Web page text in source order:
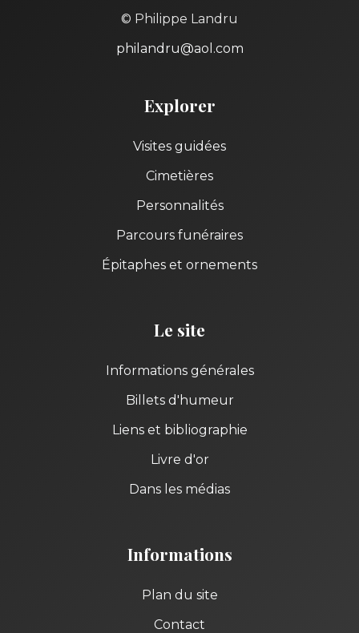
© Philippe Landru
philandru@aol.com
Explorer
Visites guidées
Cimetières
Personnalités
Parcours funéraires
Épitaphes et ornements
Le site
Informations générales
Billets d'humeur
Liens et bibliographie
Livre d'or
Dans les médias
Informations
Plan du site
Contact